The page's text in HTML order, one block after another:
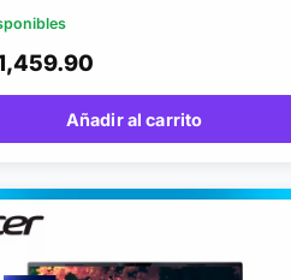
Añadir al carrito